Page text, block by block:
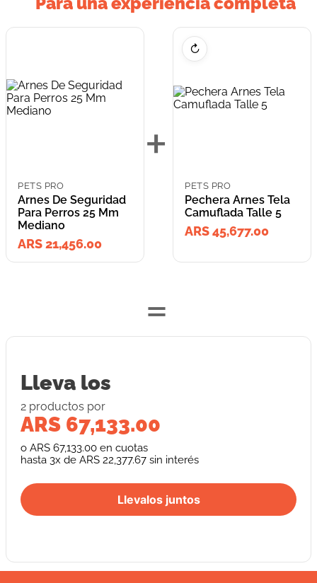
PETS PRO
Arnes De Seguridad
Para Perros 25 Mm
Mediano
ARS 21,456.00
+
↻
PETS PRO
Pechera Arnes Tela
Camuflada Talle 5
ARS 45,677.00
=
Lleva los
2 productos por
ARS 67,133.00
o ARS 67,133.00 en cuotas
hasta 3x de ARS 22,377.67 sin interés
Llevalos juntos